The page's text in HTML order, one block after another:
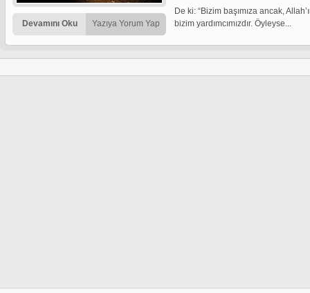
Devamını Oku Yazıya Yorum Yap
De ki: “Bizim başımıza ancak,
bizim yardımcımızdır. Öyleyse...